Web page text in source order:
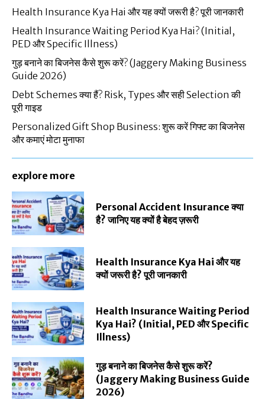
Health Insurance Kya Hai और यह क्यों जरूरी है? पूरी जानकारी
Health Insurance Waiting Period Kya Hai? (Initial,
PED और Specific Illness)
गुड़ बनाने का बिजनेस कैसे शुरू करें? (Jaggery Making Business
Guide 2026)
Debt Schemes क्या हैं? Risk, Types और सही Selection की
पूरी गाइड
Personalized Gift Shop Business: शुरू करें गिफ्ट का बिजनेस
और कमाएं मोटा मुनाफा
explore more
Personal Accident Insurance क्या
है? जानिए यह क्यों है बेहद ज़रूरी
Health Insurance Kya Hai और यह
क्यों जरूरी है? पूरी जानकारी
Health Insurance Waiting Period
Kya Hai? (Initial, PED और Specific
Illness)
गुड़ बनाने का बिजनेस कैसे शुरू करें?
(Jaggery Making Business Guide
2026)